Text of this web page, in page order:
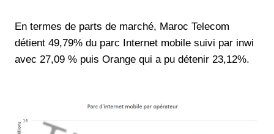
En termes de parts de marché, Maroc Telecom
détient 49,79% du parc Internet mobile suivi par inwi
avec 27,09 % puis Orange qui a pu détenir 23,12%.